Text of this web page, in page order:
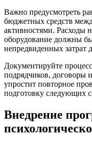
Важно предусмотреть
бюджетных средств
активностями. Расходы
оборудование должны
непредвиденных
Документируйте
подрядчиков, договоры
упростит повторное
подготовку следующих
Внедрение